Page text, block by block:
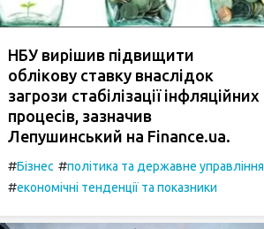
НБУ вирішив підвищити
облікову ставку внаслідок
загрози стабілізації інфляційних
процесів, зазначив
Лепушинський на Finance.ua.
#Бізнес #політика та державне управління
#економічні тенденції та показники